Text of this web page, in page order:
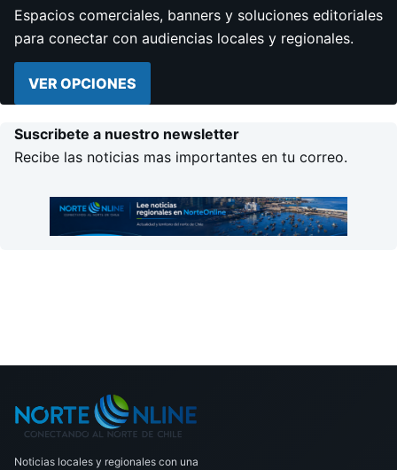
Espacios comerciales, banners y soluciones editoriales
para conectar con audiencias locales y regionales.
VER OPCIONES
Suscribete a nuestro newsletter
Recibe las noticias mas importantes en tu correo.
Noticias locales y regionales con una